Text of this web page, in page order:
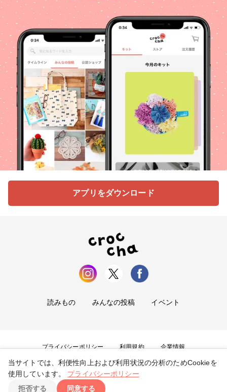
アプリをダウンロード
読みもの みんなの投稿 イベント
プライバシーポリシー 利用規約 企業情報
お問い合わせ
Copyright ©2026tryangle Co., Ltd. All Rights Reserved.
当サイトでは、利便性向上および利用状況の分析のためCookieを
使用しています。
プライバシーポリシー
拒否する
同意する